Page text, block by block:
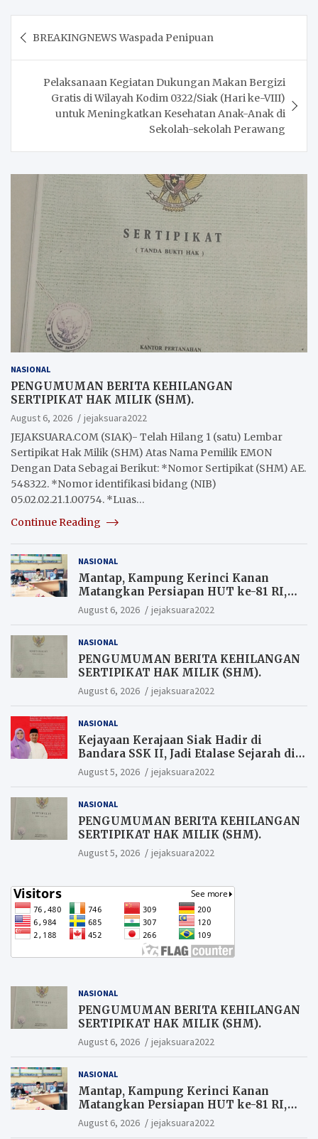
navigation
BREAKINGNEWS Waspada Penipuan
Pelaksanaan Kegiatan Dukungan Makan Bergizi
Gratis di Wilayah Kodim 0322/Siak (Hari ke-VIII)
untuk Meningkatkan Kesehatan Anak-Anak di
Sekolah-sekolah Perawang
NASIONAL
PENGUMUMAN BERITA KEHILANGAN
SERTIPIKAT HAK MILIK (SHM).
August 6, 2026
jejaksuara2022
JEJAKSUARA.COM (SIAK)- Telah Hilang 1 (satu) Lembar
Sertipikat Hak Milik (SHM) Atas Nama Pemilik EMON
Dengan Data Sebagai Berikut: *Nomor Sertipikat (SHM) AE.
548322. *Nomor identifikasi bidang (NIB)
05.02.02.21.1.00754. *Luas…
Continue Reading
NASIONAL
Mantap, Kampung Kerinci Kanan
Matangkan Persiapan HUT ke-81 RI,
Warga yang ikut Upacara
Berkesempatan Raih Hadiah
August 6, 2026 jejaksuara2022
NASIONAL
PENGUMUMAN BERITA KEHILANGAN
SERTIPIKAT HAK MILIK (SHM).
August 6, 2026 jejaksuara2022
NASIONAL
Kejayaan Kerajaan Siak Hadir di
Bandara SSK II, Jadi Etalase Sejarah di
Gerbang Riau
August 5, 2026 jejaksuara2022
NASIONAL
PENGUMUMAN BERITA KEHILANGAN
SERTIPIKAT HAK MILIK (SHM).
August 5, 2026 jejaksuara2022
NASIONAL
PENGUMUMAN BERITA KEHILANGAN
SERTIPIKAT HAK MILIK (SHM).
August 6, 2026 jejaksuara2022
NASIONAL
Mantap, Kampung Kerinci Kanan
Matangkan Persiapan HUT ke-81 RI,
Warga yang ikut Upacara
Berkesempatan Raih Hadiah
August 6, 2026 jejaksuara2022